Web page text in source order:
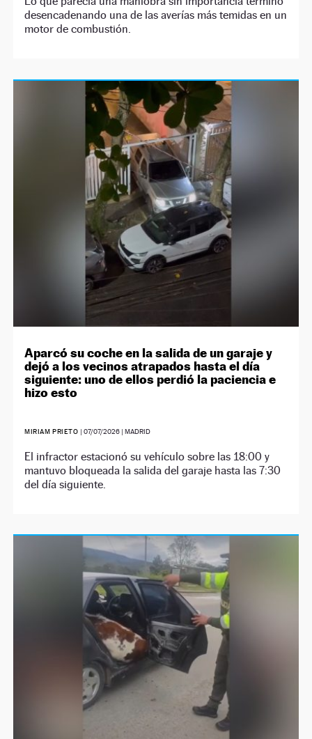
desencadenando una de las averías más temidas en un
motor de combustión.
Aparcó su coche en la salida de un garaje y
dejó a los vecinos atrapados hasta el día
siguiente: uno de ellos perdió la paciencia e
hizo esto
MIRIAM PRIETO | 07/07/2026| MADRID
El infractor estacionó su vehículo sobre las 18:00 y
mantuvo bloqueada la salida del garaje hasta las 7:30
del día siguiente.